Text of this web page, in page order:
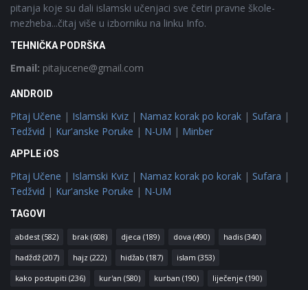
pitanja koje su dali islamski učenjaci sve četiri pravne škole-
mezheba...čitaj više u izborniku na linku Info.
TEHNIČKA PODRŠKA
Email: pitajucene@gmail.com
ANDROID
Pitaj Učene | Islamski Kviz | Namaz korak po korak | Sufara |
Tedžvid | Kur'anske Poruke | N-UM | Minber
APPLE iOS
Pitaj Učene | Islamski Kviz | Namaz korak po korak | Sufara |
Tedžvid | Kur'anske Poruke | N-UM
TAGOVI
abdest (582) brak (608) djeca (189) dova (490) hadis (340)
hadždž (207) hajz (222) hidžab (187) islam (353)
kako postupiti (236) kur'an (580) kurban (190) liječenje (190)